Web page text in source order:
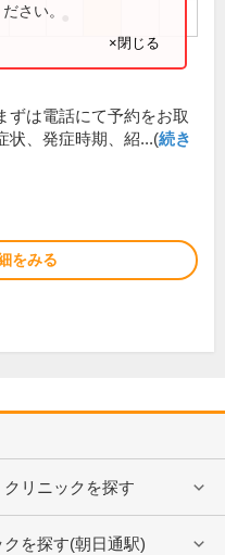
さい。
×閉じる
ずは電話にて予約をお取
状、発症時期、紹...(続き
をみる
リニックを探す
を探す(朝日通駅)